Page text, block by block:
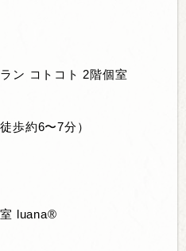
ン コトコト 2階個室
徒歩約6〜7分）
luana®